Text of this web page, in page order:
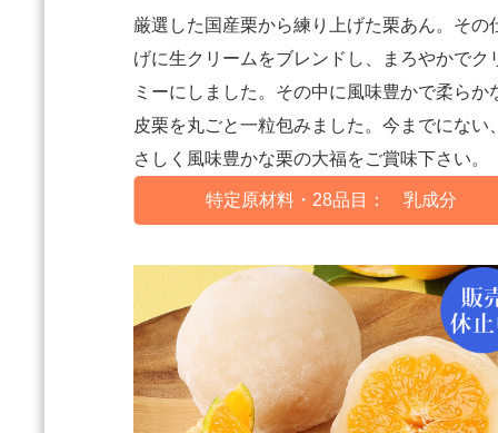
厳選した国産栗から練り上げた栗あん。その
げに生クリームをブレンドし、まろやかでク
ミーにしました。その中に風味豊かで柔らか
皮栗を丸ごと一粒包みました。今までにない
さしく風味豊かな栗の大福をご賞味下さい。
特定原材料・28品目： 乳成分